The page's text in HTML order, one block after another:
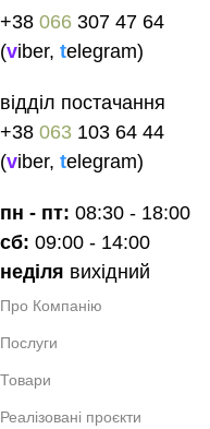
+38 066 307 47 64
(viber, telegram)
відділ постачання
+38 063 103 64 44
(viber, telegram)
пн - пт: 08:30 - 18:00
сб: 09:00 - 14:00
неділя вихідний
Про Компанію
Послуги
Товари
Реалізовані проєкти